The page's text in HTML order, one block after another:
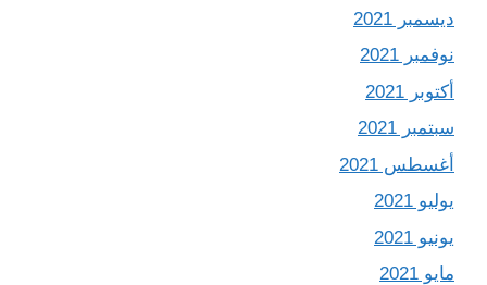
ديسمبر 2021
نوفمبر 2021
أكتوبر 2021
سبتمبر 2021
أغسطس 2021
يوليو 2021
يونيو 2021
مايو 2021